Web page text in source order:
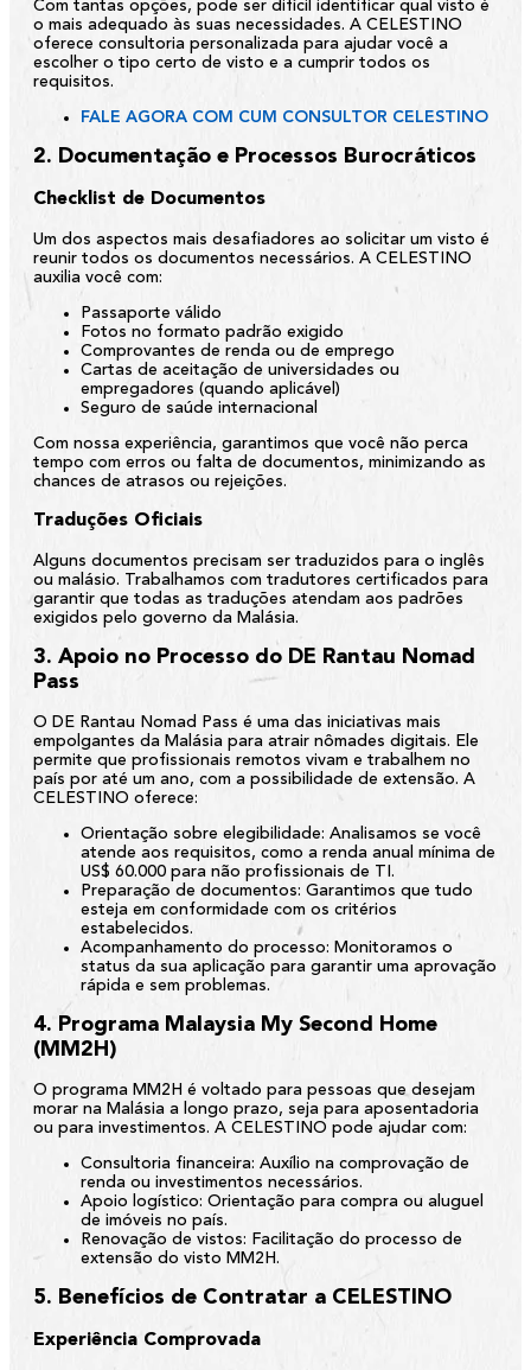
Com tantas opções, pode ser difícil identificar qual visto é
o mais adequado às suas necessidades. A CELESTINO
oferece consultoria personalizada para ajudar você a
escolher o tipo certo de visto e a cumprir todos os
requisitos.
FALE AGORA COM CUM CONSULTOR CELESTINO
2. Documentação e Processos Burocráticos
Checklist de Documentos
Um dos aspectos mais desafiadores ao solicitar um visto é
reunir todos os documentos necessários. A CELESTINO
auxilia você com:
Passaporte válido
Fotos no formato padrão exigido
Comprovantes de renda ou de emprego
Cartas de aceitação de universidades ou
empregadores (quando aplicável)
Seguro de saúde internacional
Com nossa experiência, garantimos que você não perca
tempo com erros ou falta de documentos, minimizando as
chances de atrasos ou rejeições.
Traduções Oficiais
Alguns documentos precisam ser traduzidos para o inglês
ou malásio. Trabalhamos com tradutores certificados para
garantir que todas as traduções atendam aos padrões
exigidos pelo governo da Malásia.
3. Apoio no Processo do DE Rantau Nomad
Pass
O DE Rantau Nomad Pass é uma das iniciativas mais
empolgantes da Malásia para atrair nômades digitais. Ele
permite que profissionais remotos vivam e trabalhem no
país por até um ano, com a possibilidade de extensão. A
CELESTINO oferece:
Orientação sobre elegibilidade: Analisamos se você
atende aos requisitos, como a renda anual mínima de
US$ 60.000 para não profissionais de TI.
Preparação de documentos: Garantimos que tudo
esteja em conformidade com os critérios
estabelecidos.
Acompanhamento do processo: Monitoramos o
status da sua aplicação para garantir uma aprovação
rápida e sem problemas.
4. Programa Malaysia My Second Home
(MM2H)
O programa MM2H é voltado para pessoas que desejam
morar na Malásia a longo prazo, seja para aposentadoria
ou para investimentos. A CELESTINO pode ajudar com:
Consultoria financeira: Auxílio na comprovação de
renda ou investimentos necessários.
Apoio logístico: Orientação para compra ou aluguel
de imóveis no país.
Renovação de vistos: Facilitação do processo de
extensão do visto MM2H.
5. Benefícios de Contratar a CELESTINO
Experiência Comprovada